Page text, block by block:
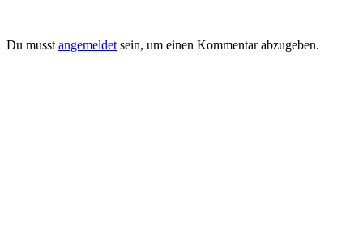
Du musst angemeldet sein, um einen Kommentar abzugeben.